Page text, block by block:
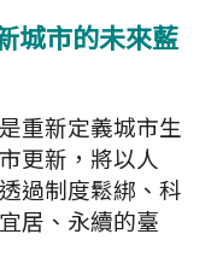
城市的未來藍
重新定義城市生
更新，將以人
過制度鬆綁、科
居、永續的臺